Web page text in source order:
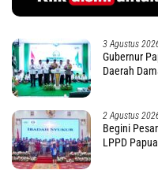
3 Agustus
Gubernur
Daerah
2 Agustus
Begini
LPPD